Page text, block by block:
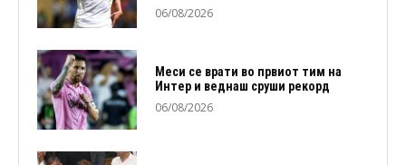
06/08/2026
Меси се врати во првиот тим на
Интер и веднаш сруши рекорд
06/08/2026